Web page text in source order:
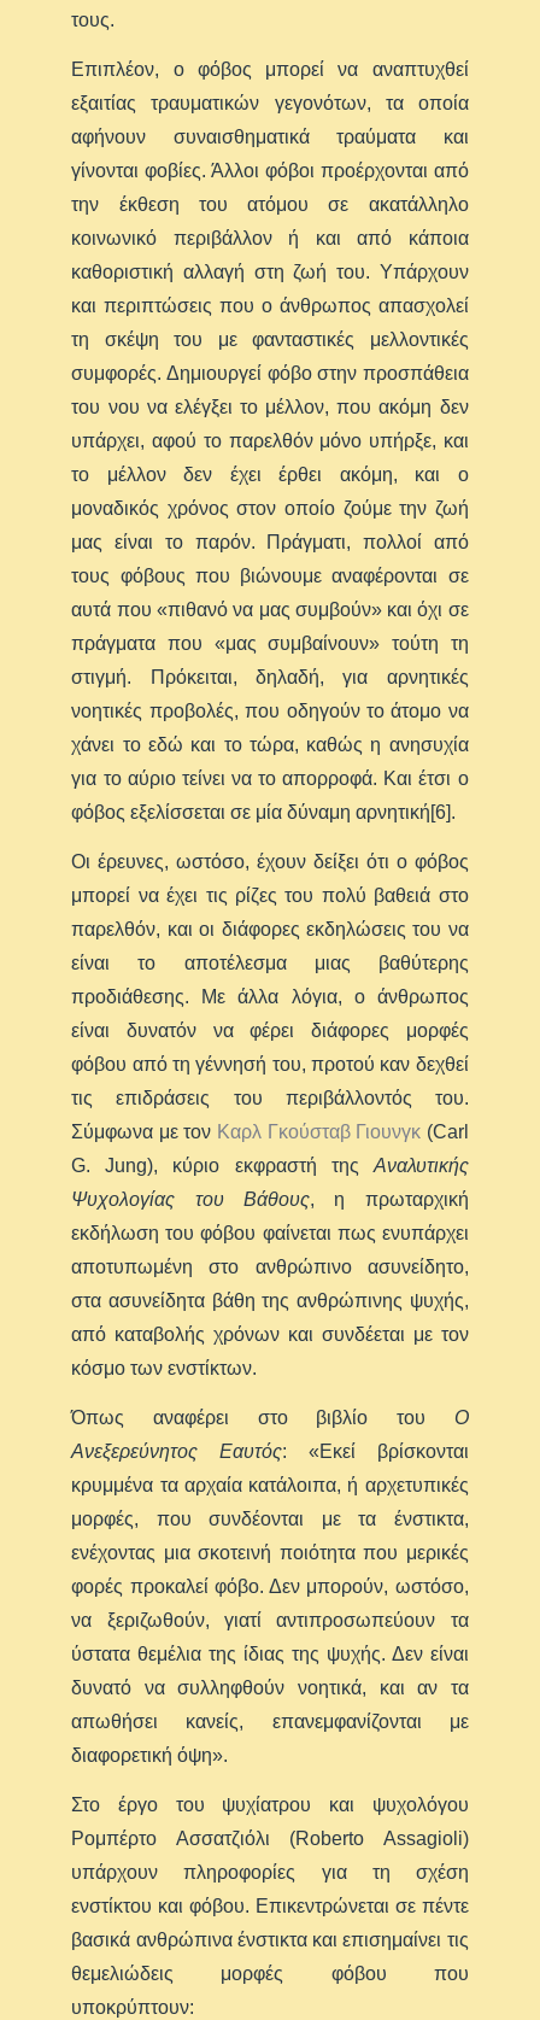
τους.
Επιπλέον, ο φόβος μπορεί να αναπτυχθεί
εξαιτίας τραυματικών γεγονότων, τα οποία
αφήνουν συναισθηματικά τραύματα και
γίνονται φοβίες. Άλλοι φόβοι προέρχονται από
την έκθεση του ατόμου σε ακατάλληλο
κοινωνικό περιβάλλον ή και από κάποια
καθοριστική αλλαγή στη ζωή του. Υπάρχουν
και περιπτώσεις που ο άνθρωπος απασχολεί
τη σκέψη του με φανταστικές μελλοντικές
συμφορές. Δημιουργεί φόβο στην προσπάθεια
του νου να ελέγξει το μέλλον, που ακόμη δεν
υπάρχει, αφού το παρελθόν μόνο υπήρξε, και
το μέλλον δεν έχει έρθει ακόμη, και ο
μοναδικός χρόνος στον οποίο ζούμε την ζωή
μας είναι το παρόν. Πράγματι, πολλοί από
τους φόβους που βιώνουμε αναφέρονται σε
αυτά που «πιθανό να μας συμβούν» και όχι σε
πράγματα που «μας συμβαίνουν» τούτη τη
στιγμή. Πρόκειται, δηλαδή, για αρνητικές
νοητικές προβολές, που οδηγούν το άτομο να
χάνει το εδώ και το τώρα, καθώς η ανησυχία
για το αύριο τείνει να το απορροφά. Και έτσι ο
φόβος εξελίσσεται σε μία δύναμη αρνητική[6].
Οι έρευνες, ωστόσο, έχουν δείξει ότι ο φόβος
μπορεί να έχει τις ρίζες του πολύ βαθειά στο
παρελθόν, και οι διάφορες εκδηλώσεις του να
είναι το αποτέλεσμα μιας βαθύτερης
προδιάθεσης. Με άλλα λόγια, ο άνθρωπος
είναι δυνατόν να φέρει διάφορες μορφές
φόβου από τη γέννησή του, προτού καν δεχθεί
τις επιδράσεις του περιβάλλοντός του.
Σύμφωνα με τον Καρλ Γκούσταβ Γιουνγκ (Carl
G. Jung), κύριο εκφραστή της Αναλυτικής
Ψυχολογίας του Βάθους, η πρωταρχική
εκδήλωση του φόβου φαίνεται πως ενυπάρχει
αποτυπωμένη στο ανθρώπινο ασυνείδητο,
στα ασυνείδητα βάθη της ανθρώπινης ψυχής,
από καταβολής χρόνων και συνδέεται με τον
κόσμο των ενστίκτων.
Όπως αναφέρει στο βιβλίο του Ο
Ανεξερεύνητος Εαυτός: «Εκεί βρίσκονται
κρυμμένα τα αρχαία κατάλοιπα, ή αρχετυπικές
μορφές, που συνδέονται με τα ένστικτα,
ενέχοντας μια σκοτεινή ποιότητα που μερικές
φορές προκαλεί φόβο. Δεν μπορούν, ωστόσο,
να ξεριζωθούν, γιατί αντιπροσωπεύουν τα
ύστατα θεμέλια της ίδιας της ψυχής. Δεν είναι
δυνατό να συλληφθούν νοητικά, και αν τα
απωθήσει κανείς, επανεμφανίζονται με
διαφορετική όψη».
Στο έργο του ψυχίατρου και ψυχολόγου
Ρομπέρτο Ασσατζιόλι (Roberto Assagioli)
υπάρχουν πληροφορίες για τη σχέση
ενστίκτου και φόβου. Επικεντρώνεται σε πέντε
βασικά ανθρώπινα ένστικτα και επισημαίνει τις
θεμελιώδεις μορφές φόβου που
υποκρύπτουν: